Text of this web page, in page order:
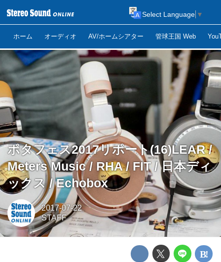
ホーム オーディオ AV/ホームシアター 管球王国 Web
Select Language ▼
ポタフェス2017リポート(16)LEAR /
Meters Music / RHA / FIT / 日本ディ
ックス / Echobox
2017-07-22
STAFF